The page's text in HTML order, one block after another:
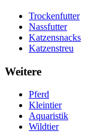
Trockenfutter
Nassfutter
Katzensnacks
Katzenstreu
Weitere
Pferd
Kleintier
Aquaristik
Wildtier